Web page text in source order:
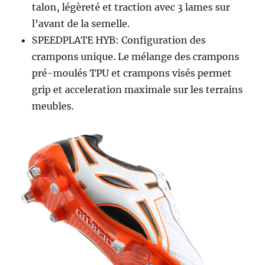
talon, légèreté et traction avec 3 lames sur
l’avant de la semelle.
SPEEDPLATE HYB: Configuration des
crampons unique. Le mélange des crampons
pré-moulés TPU et crampons visés permet
grip et acceleration maximale sur les terrains
meubles.